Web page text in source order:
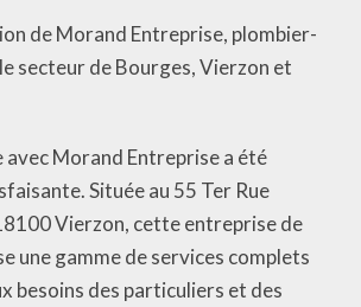
de Morand Entreprise, plombier-
secteur de Bourges, Vierzon et
Morand Entreprise a été
Située au 55 Ter Rue
Vierzon, cette entreprise de
une gamme de services complets
besoins des particuliers et des